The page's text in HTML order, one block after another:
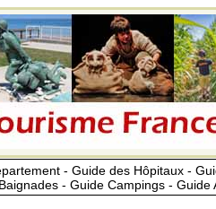
- Guide des Hôpitaux -
- Guide Campings -